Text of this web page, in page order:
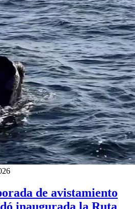
de avistamiento
inaugurada la Ruta